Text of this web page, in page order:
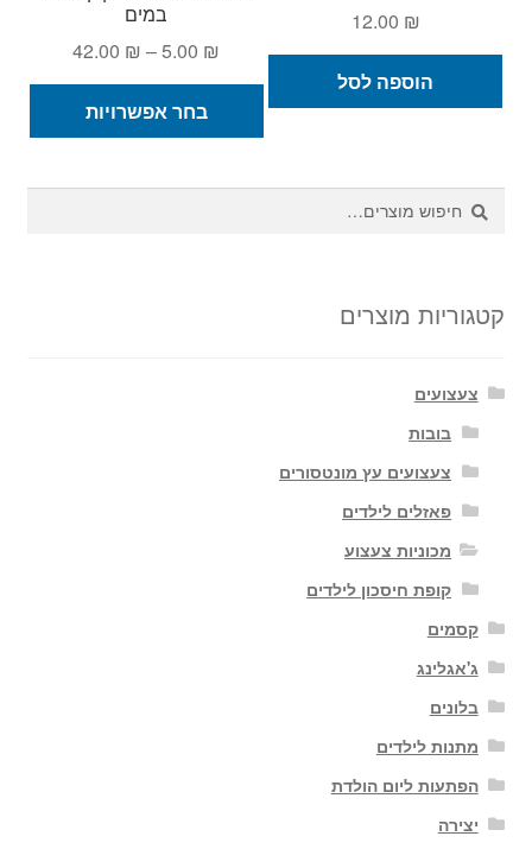
12.00 ₪
הוספה לסל
במים
5.00 ₪
–
42.00 ₪
טווח
מחירים:
עד
בחר אפשרויות
חיפוש
עבור:
חיפוש
קטגוריות מוצרים
צעצועים
בובות
צעצועים עץ מונטסורים
פאזלים לילדים
מכוניות צעצוע
קופת חיסכון לילדים
קסמים
ג'אגלינג
בלונים
מתנות לילדים
הפתעות ליום הולדת
יצירה